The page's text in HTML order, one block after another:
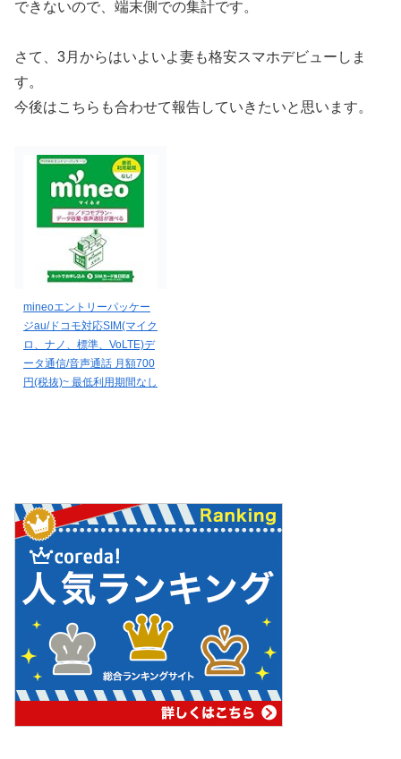
できないので、端末側での集計です。
さて、3月からはいよいよ妻も格安スマホデビューしま
す。
今後はこちらも合わせて報告していきたいと思います。
mineoエントリーパッケー
ジau/ドコモ対応SIM(マイク
ロ、ナノ、標準、VoLTE)デ
ータ通信/音声通話 月額700
円(税抜)~ 最低利用期間なし